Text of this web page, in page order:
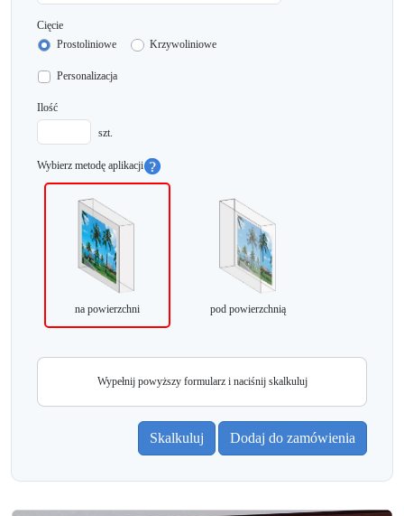
Cięcie
Prostoliniowe
Krzywoliniowe
Personalizacja
Ilość
szt.
Wybierz metodę aplikacji
na powierzchni pod powierzchnią
Wypełnij powyższy formularz i naciśnij skalkuluj